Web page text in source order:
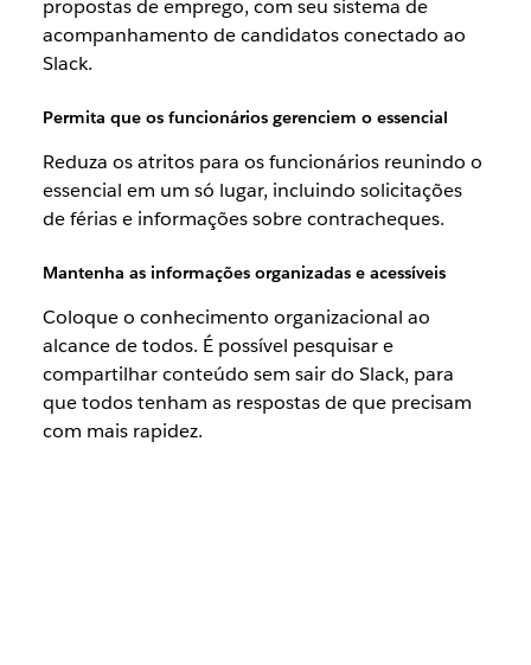
propostas de emprego, com seu sistema de
acompanhamento de candidatos conectado ao
Slack.
Permita que os funcionários gerenciem o essencial
Reduza os atritos para os funcionários reunindo o
essencial em um só lugar, incluindo solicitações
de férias e informações sobre contracheques.
Mantenha as informações organizadas e acessíveis
Coloque o conhecimento organizacional ao
alcance de todos. É possível pesquisar e
compartilhar conteúdo sem sair do Slack, para
que todos tenham as respostas de que precisam
com mais rapidez.